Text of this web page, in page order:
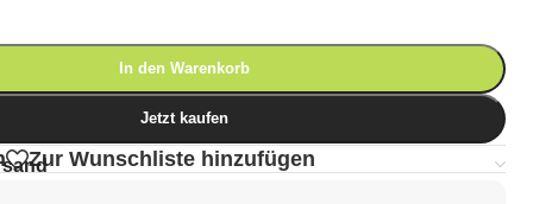
In den Warenkorb
Jetzt kaufen
Zur Wunschliste hinzufügen